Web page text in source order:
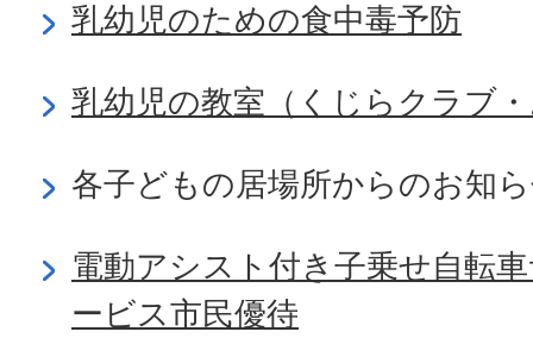
乳幼児のための食中毒予防
乳幼児の教室（くじらクラブ
各子どもの居場所からのお知
電動アシスト付き子乗せ自転
ービス市民優待